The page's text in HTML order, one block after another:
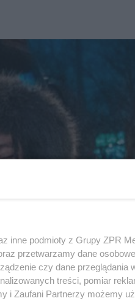
inne podmioty z Grupy ZPR
przetwarzamy dane
czy dane przeglądania
treści, pomiar
i Zaufani Partnerzy możemy